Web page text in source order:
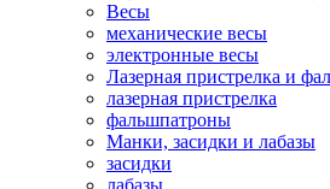
Весы
механические весы
электронные весы
Лазерная пристрелка и
лазерная пристрелка
фальшпатроны
Манки, засидки и лабазы
засидки
лабазы